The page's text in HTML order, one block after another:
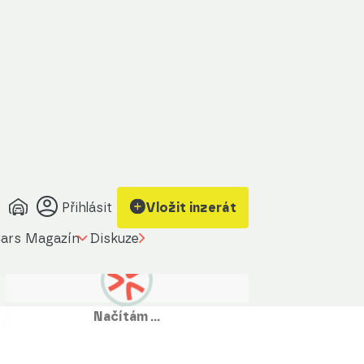
Přihlásit Vložit inzerát
Magazín Diskuze
Načítám …